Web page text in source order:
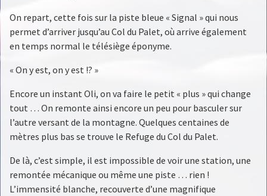
On repart, cette fois sur la piste bleue « Signal » qui nous
permet d’arriver jusqu’au Col du Palet, où arrive également
en temps normal le télésiège éponyme.
« On y est, on y est !? »
Encore un instant Oli, on va faire le petit « plus » qui change
tout … On remonte ainsi encore un peu pour basculer sur
l’autre versant de la montagne. Quelques centaines de
mètres plus bas se trouve le Refuge du Col du Palet.
De là, c’est simple, il est impossible de voir une station, une
remontée mécanique ou même une piste … rien !
L’immensité blanche, recouverte d’une magnifique